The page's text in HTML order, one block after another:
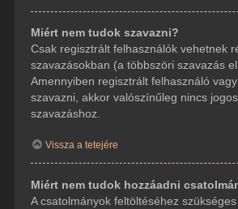
Miért nem tudok szavazni?
Csak regisztrált felhasználók vehetnek
szavazásokban (a többszöri szavazás
Amennyiben regisztrált felhasználó
szavazni, akkor valószínűleg nincs
szavazáshoz.
Vissza a tetejére
Miért nem tudok hozzáadni
A csatolmányok feltöltéséhez